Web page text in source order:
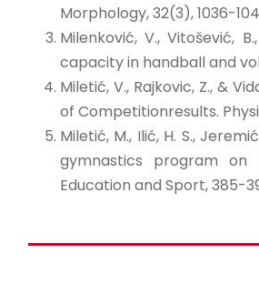
Morphology, 32(3), 1036-
Milenković, V., Vitošević,
capacity in handball and
Miletić, V., Rajkovic, Z., &
of Competitionresults.
Miletić, M., Ilić, H. S.,
gymnastics program on
Education and Sport, 385-